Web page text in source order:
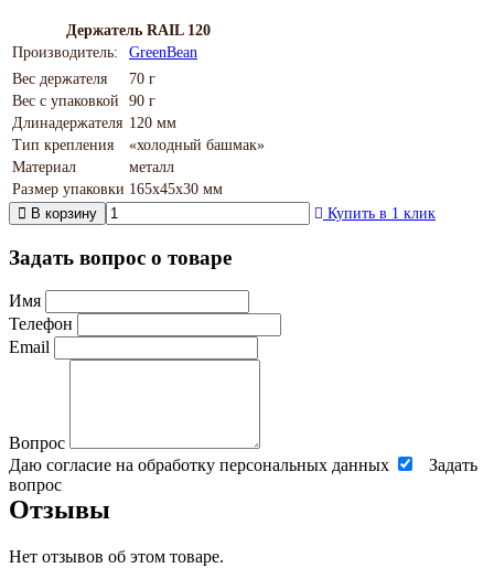
Держатель RAIL 120
Производитель:
GreenBean
Вес держателя
70 г
Вес с упаковкой
90 г
Длинадержателя 120 мм
Тип крепления
«холодный башмак»
Материал
металл
Размер упаковки 165х45х30 мм
В корзину
Купить в 1 клик
Задать вопрос о товаре
Имя
Телефон
Email
Вопрос
Даю согласие на обработку персональных данных
Задать
вопрос
Отзывы
Нет отзывов об этом товаре.